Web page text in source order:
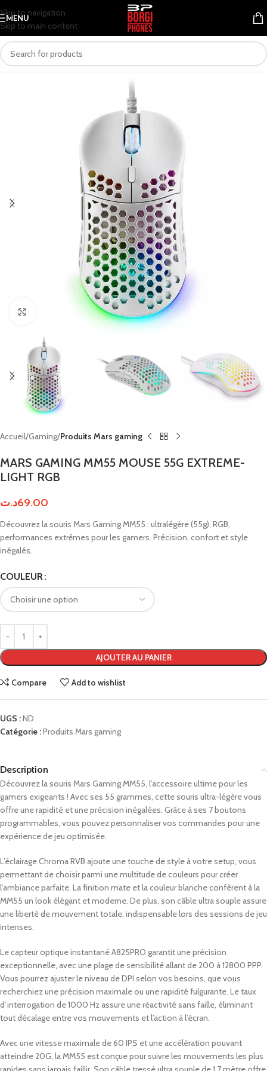
Skip to navigation
Skip to main content
MENU
Accueil Gaming Produits Mars gaming
MARS GAMING MM55 MOUSE 55G EXTREME-
LIGHT RGB
69.00د.ت
Découvrez la souris Mars Gaming MM55 : ultralégère (55g), RGB,
performances extrêmes pour les gamers. Précision, confort et style
inégalés.
COULEUR
AJOUTER AU PANIER
Compare Add to wishlist
UGS :ND
Catégorie :Produits Mars gaming
Description
Découvrez la souris Mars Gaming MM55, l’accessoire ultime pour les
gamers exigeants ! Avec ses 55 grammes, cette souris ultra-légère vous
offre une rapidité et une précision inégalées. Grâce à ses 7 boutons
programmables, vous pouvez personnaliser vos commandes pour une
expérience de jeu optimisée.
L’éclairage Chroma RVB ajoute une touche de style à votre setup, vous
permettant de choisir parmi une multitude de couleurs pour créer
l’ambiance parfaite. La finition mate et la couleur blanche confèrent à la
MM55 un look élégant et moderne. De plus, son câble ultra souple assure
une liberté de mouvement totale, indispensable lors des sessions de jeu
intenses.
Le capteur optique instantané A825PRO garantit une précision
exceptionnelle, avec une plage de sensibilité allant de 200 à 12800 PPP.
Vous pourrez ajuster le niveau de DPI selon vos besoins, que vous
recherchiez une précision maximale ou une rapidité fulgurante. Le taux
d’interrogation de 1000 Hz assure une réactivité sans faille, éliminant
tout décalage entre vos mouvements et l’action à l’écran.
Avec une vitesse maximale de 60 IPS et une accélération pouvant
atteindre 20G, la MM55 est conçue pour suivre les mouvements les plus